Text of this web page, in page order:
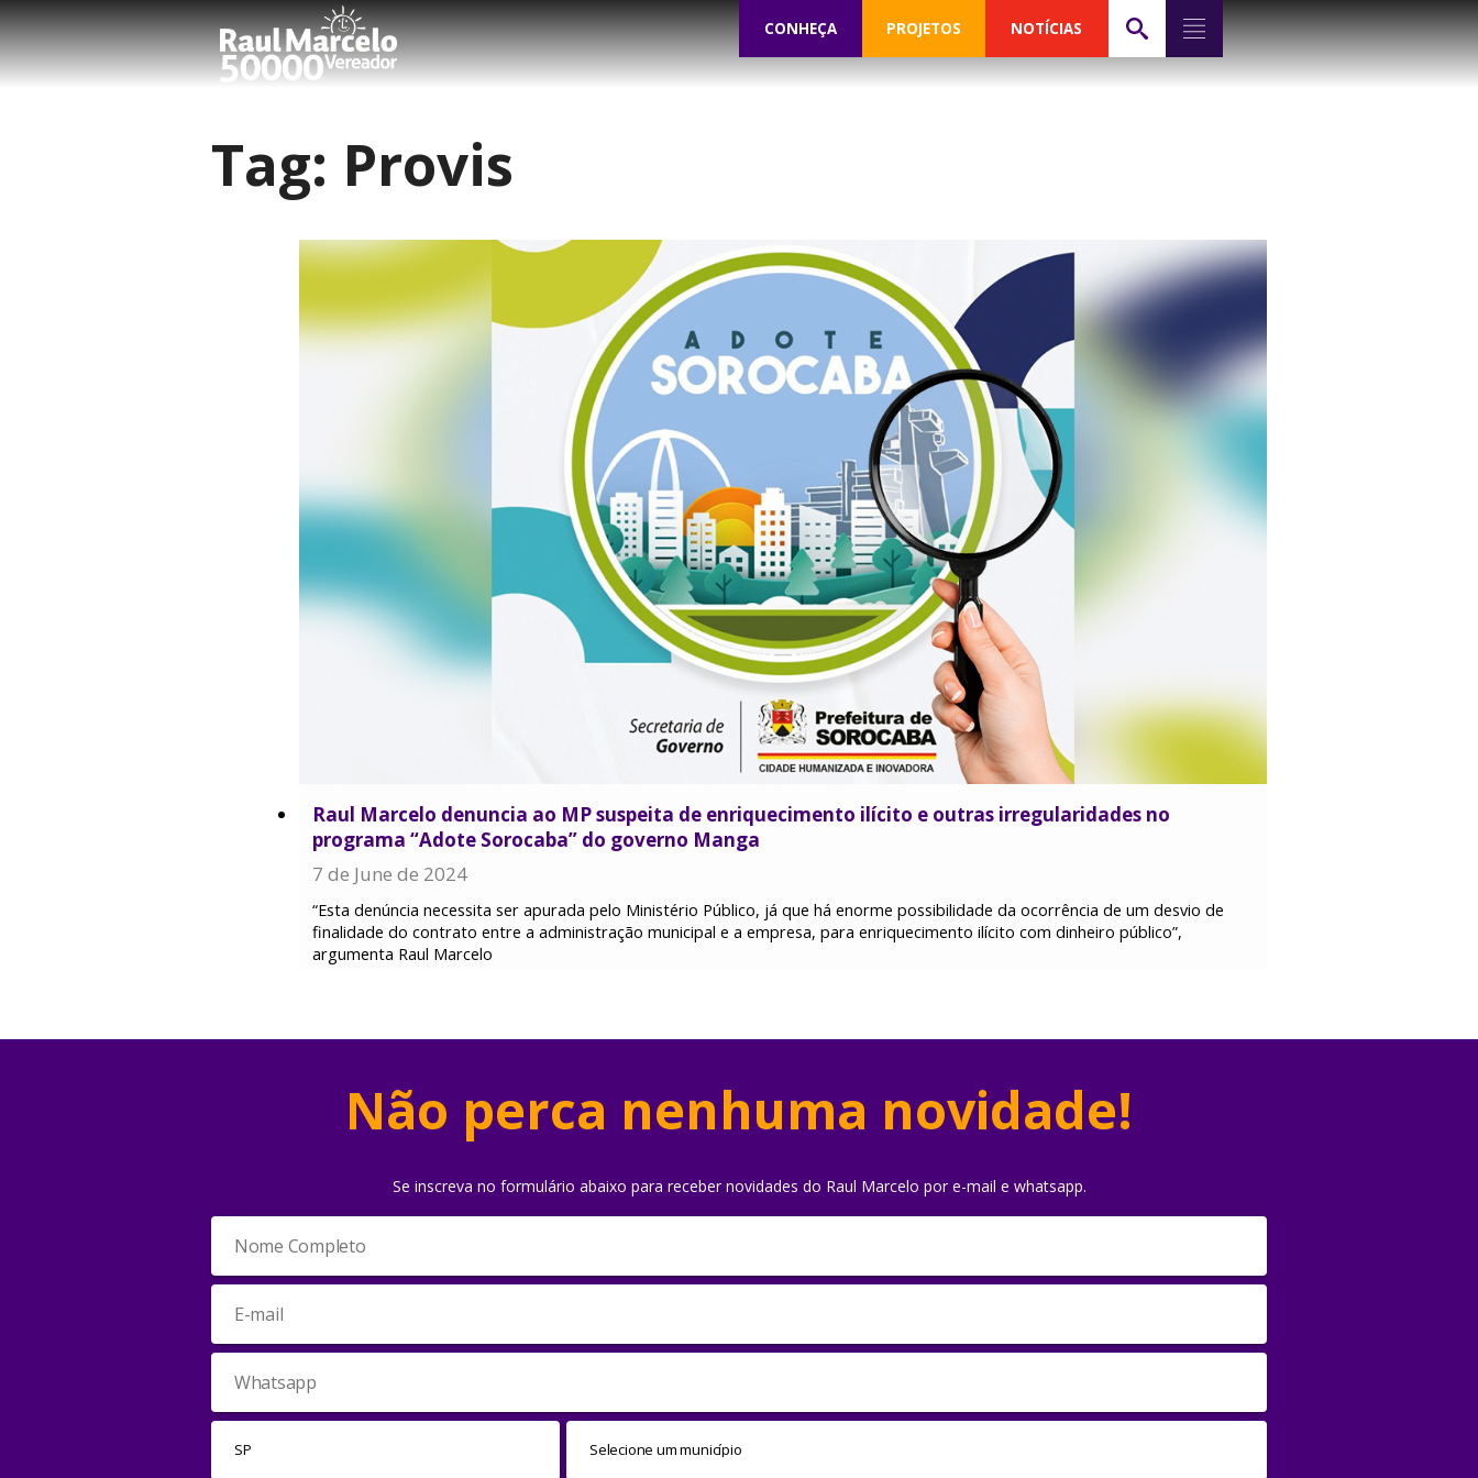
CONHEÇA PROJETOS NOTÍCIAS
Tag: Provis
Raul Marcelo denuncia ao MP suspeita de enriquecimento ilícito e outras irregularidades no
programa “Adote Sorocaba” do governo Manga
7 de June de 2024
“Esta denúncia necessita ser apurada pelo Ministério Público, já que há enorme possibilidade da ocorrência de um desvio de
finalidade do contrato entre a administração municipal e a empresa, para enriquecimento ilícito com dinheiro público”,
argumenta Raul Marcelo
Não perca nenhuma novidade!
Se inscreva no formulário abaixo para receber novidades do Raul Marcelo por e-mail e whatsapp.